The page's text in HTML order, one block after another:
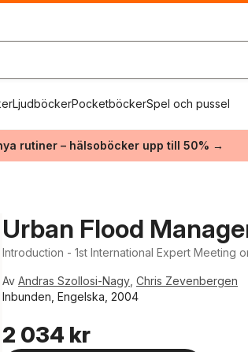
LjudböckerPocketböckerSpel och pussel
rutiner – hälsoböcker upp till 50% →
Urban Flood
Introduction - 1st International Expert Meeting
Av Andras Szollosi-Nagy Chris Zevenbergen
Inbunden, Engelska, 2004
2 034 kr